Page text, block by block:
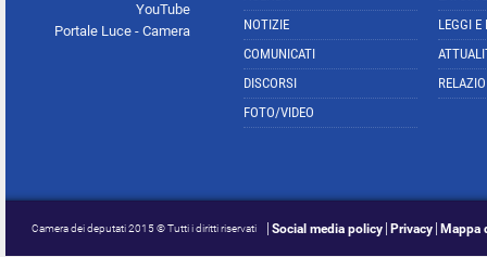
YouTube
Portale Luce - Camera
NOTIZIE
COMUNICATI
DISCORSI
FOTO/VIDEO
LEGGI E
Camera dei deputati 2015 © Tutti i diritti riservati Social media policy Privacy Mappa